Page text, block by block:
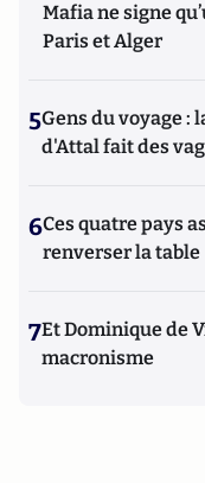
Mafia ne signe
Paris et Alger
5Gens du voyage :
d'Attal fait des
6Ces quatre pays
renverser la table
7Et Dominique de
macronisme